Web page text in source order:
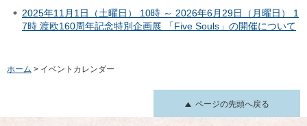
2025年11月1日（土曜日） 10時 ～ 2026年6月29日（月曜日） 1
7時 渡欧160周年記念特別企画展 「Five Souls」の開催について
ホーム > イベントカレンダー
ページの先頭へ戻る